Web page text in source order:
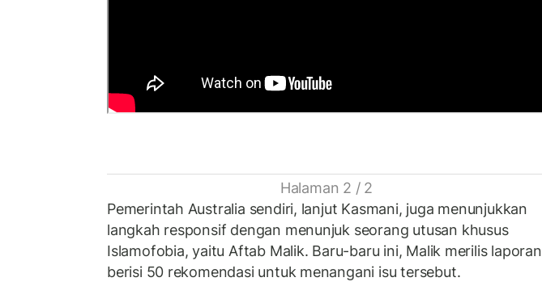
Halaman 2 / 2
Pemerintah Australia sendiri, lanjut Kasmani, juga menunjukkan
langkah responsif dengan menunjuk seorang utusan khusus
Islamofobia, yaitu Aftab Malik. Baru-baru ini, Malik merilis laporan
berisi 50 rekomendasi untuk menangani isu tersebut.